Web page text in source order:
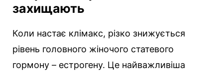
захищають
Коли настає клімакс, різко знижується
рівень головного жіночого статевого
гормону – естрогену. Це найважливіша